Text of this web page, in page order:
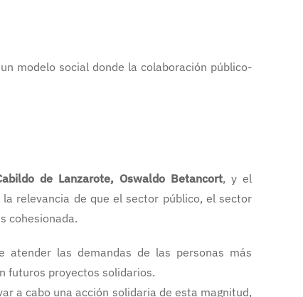
modelo social donde la colaboración público-
de Lanzarote, Oswaldo Betancort, y el
relevancia de que el sector público, el sector
cohesionada.
las demandas de las personas más
futuros proyectos solidarios.
a cabo una acción solidaria de esta magnitud,